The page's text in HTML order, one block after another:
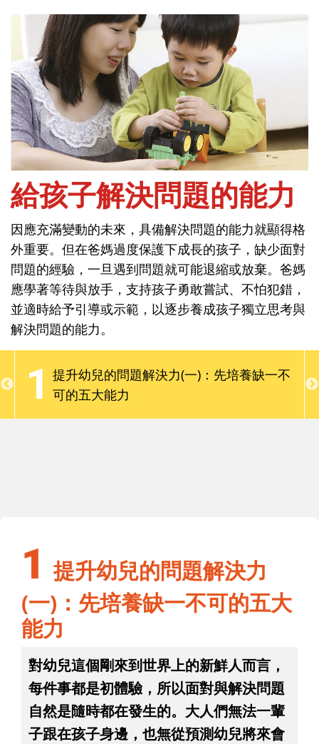
首頁 社會與情緒-人格特質
給孩子解決問題的能力
因應充滿變動的未來，具備解決問題的能力就顯得格
外重要。但在爸媽過度保護下成長的孩子，缺少面對
問題的經驗，一旦遇到問題就可能退縮或放棄。爸媽
應學著等待與放手，支持孩子勇敢嘗試、不怕犯錯，
並適時給予引導或示範，以逐步養成孩子獨立思考與
解決問題的能力。
1 提升幼兒的問題解決力(一)：先培養缺一不
可的五大能力
給孩子解決問題的能力
因應充滿變動的未來，具備解決問題的能力就顯得格
外重要。但在爸媽過度保護下成長的孩子，缺少面對
問題的經驗，一旦遇到問題就可能退縮或放棄。爸媽
解決問題的能力。
1 提升幼兒的問題解決力
(一)：先培養缺一不可的五大
能力
對幼兒這個剛來到世界上的新鮮人而言，
每件事都是初體驗，所以面對與解決問題
自然是隨時都在發生的。大人們無法一輩
子跟在孩子身邊，也無從預測幼兒將來會